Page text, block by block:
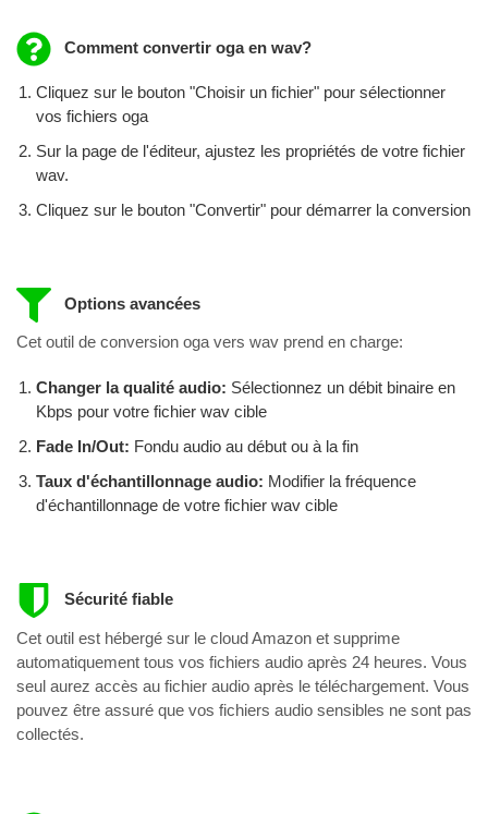
Comment convertir oga en wav?
Cliquez sur le bouton "Choisir un fichier" pour sélectionner
vos fichiers oga
Sur la page de l'éditeur, ajustez les propriétés de votre fichier
wav.
Cliquez sur le bouton "Convertir" pour démarrer la conversion
Options avancées
Cet outil de conversion oga vers wav prend en charge:
Changer la qualité audio: Sélectionnez un débit binaire en
Kbps pour votre fichier wav cible
Fade In/Out: Fondu audio au début ou à la fin
Taux d'échantillonnage audio: Modifier la fréquence
d'échantillonnage de votre fichier wav cible
Sécurité fiable
Cet outil est hébergé sur le cloud Amazon et supprime
automatiquement tous vos fichiers audio après 24 heures. Vous
seul aurez accès au fichier audio après le téléchargement. Vous
pouvez être assuré que vos fichiers audio sensibles ne sont pas
collectés.